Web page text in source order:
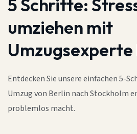
5 Schritte:
umziehen mit
Umzugsexperte
Entdecken Sie unsere einfachen 5-
Umzug von Berlin nach Stockholm
problemlos macht.